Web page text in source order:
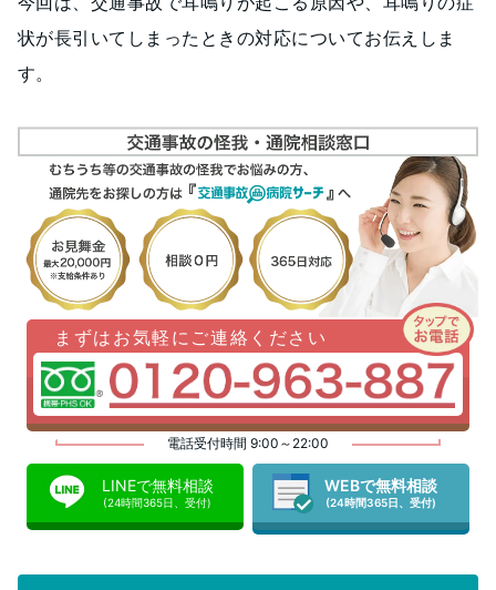
状が長引いてしまったときの対応についてお伝えしま
す。
まずはお気軽にご連絡ください
電話受付時間 9:00～22:00
LINEで無料相談
(24時間365日、受付)
WEBで無料相談
(24時間365日、受付)